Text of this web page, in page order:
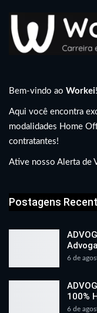
Bem-vindo ao Workei!
Aqui você encontra
modalidades Home
contratantes!
Ative nosso Alerta de
Postagens
6 de
100%
6 de